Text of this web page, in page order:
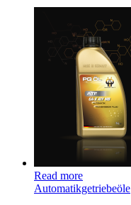
Read more
Automatikgetriebeöle